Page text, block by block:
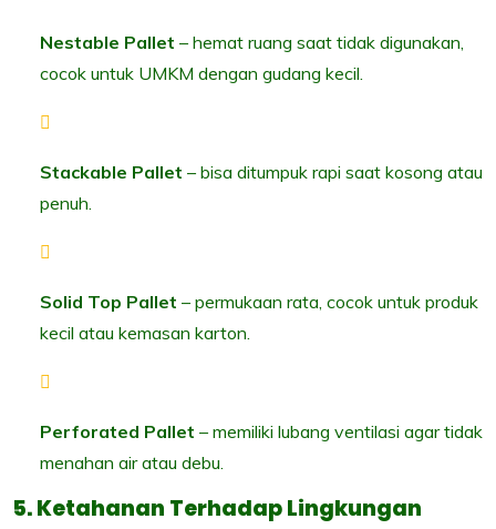
Nestable Pallet – hemat ruang saat tidak digunakan,
cocok untuk UMKM dengan gudang kecil.
Stackable Pallet – bisa ditumpuk rapi saat kosong atau
penuh.
Solid Top Pallet – permukaan rata, cocok untuk produk
kecil atau kemasan karton.
Perforated Pallet – memiliki lubang ventilasi agar tidak
menahan air atau debu.
5. Ketahanan Terhadap Lingkungan